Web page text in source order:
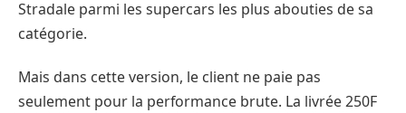
Stradale parmi les supercars les plus abouties de sa
catégorie.
Mais dans cette version, le client ne paie pas
seulement pour la performance brute. La livrée 250F